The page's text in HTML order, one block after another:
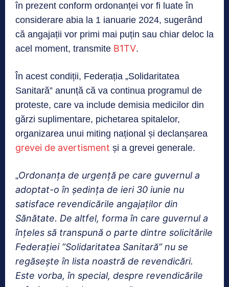
în prezent conform ordonanței vor fi luate în
considerare abia la 1 ianuarie 2024, sugerând
că angajații vor primi mai puțin sau chiar deloc la
acel moment, transmite B1TV.
În acest condiții, Federația „Solidaritatea
Sanitară” anunță că va continua programul de
proteste, care va include demisia medicilor din
gărzi suplimentare, pichetarea spitalelor,
organizarea unui miting național și declanșarea
grevei de avertisment și a grevei generale.
„Ordonanța de urgență pe care guvernul a
adoptat-o în ședința de ieri 30 iunie nu
satisface revendicările angajaților din
Sănătate. De altfel, forma în care guvernul a
înțeles să transpună o parte dintre solicitările
Federației ”Solidaritatea Sanitară” nu se
regăsește în lista noastră de revendicări.
Este vorba, în special, despre revendicările